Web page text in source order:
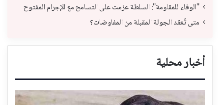
"الوفاء للمقاومة": السلطة عزمت على التسامح مع الإجرام المفتوح
متى تُعقد الجولة المقبلة من المفاوضات؟
أخبار محلية